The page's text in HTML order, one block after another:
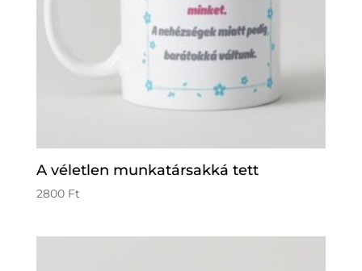
A véletlen munkatársakká tett
2800 Ft